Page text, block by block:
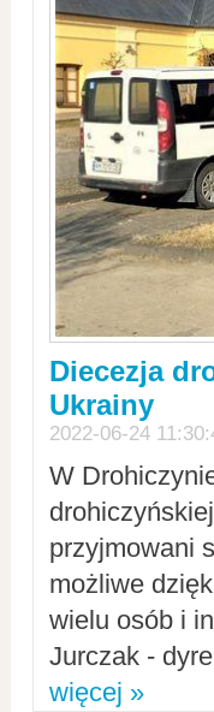
Diecezja
Ukrainy
2022-06-24
W
przyjmowani
możliwe
wielu osób i
Jurczak -
więcej »